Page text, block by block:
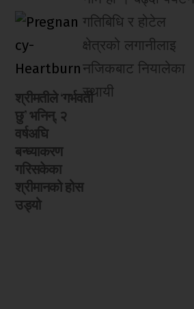
श्रीमतीले ‘गर्भवती
छु’ भनिन्, २
वर्षअघि
बन्ध्याकरण
गरिसकेका
श्रीमानको होस
उड्यो
गतिबिधि र होटेल
क्षेत्रको लगानीलाइ
नजिकबाट नियालेका
स्थायी